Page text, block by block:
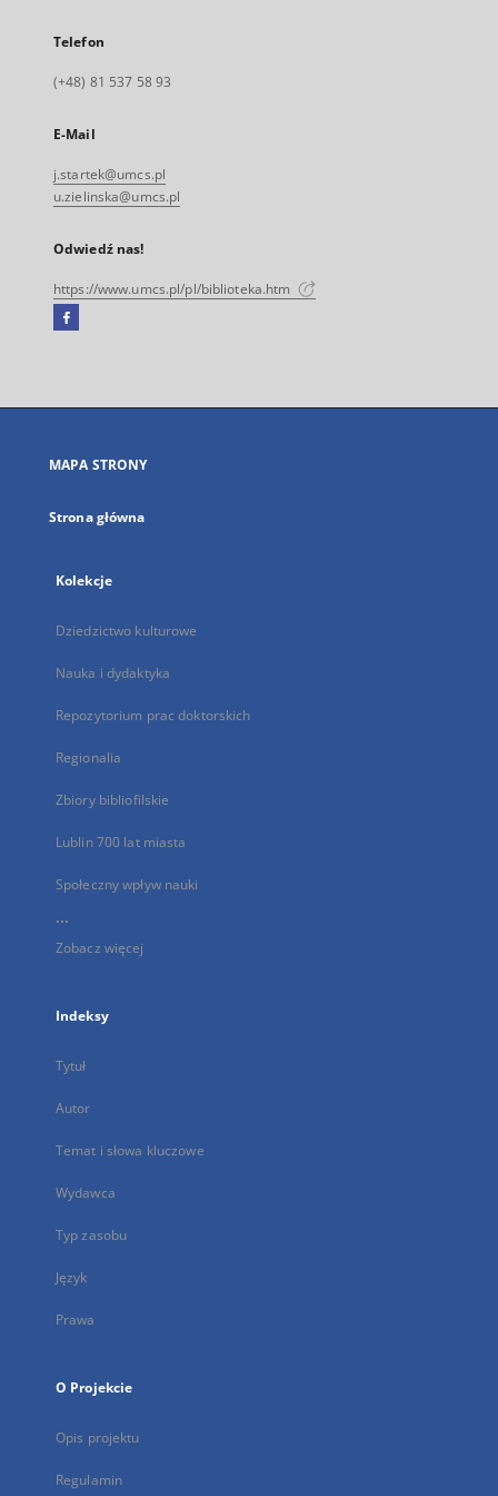
Telefon
(+48) 81 537 58 93
E-Mail
j.startek@umcs.pl
u.zielinska@umcs.pl
Odwiedź nas!
https://www.umcs.pl/pl/biblioteka.htm
Facebook
się
karcie
MAPA STRONY
Strona główna
Kolekcje
Dziedzictwo kulturowe
Nauka i dydaktyka
Repozytorium prac doktorskich
Regionalia
Zbiory bibliofilskie
Lublin 700 lat miasta
Społeczny wpływ nauki
...
Zobacz więcej
Indeksy
Tytuł
Autor
Temat i słowa kluczowe
Wydawca
Typ zasobu
Język
Prawa
O Projekcie
Opis projektu
Regulamin